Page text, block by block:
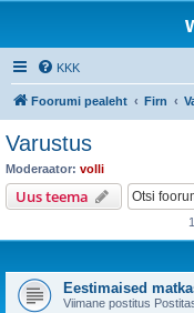
KKK
Foorumi pealeht Firn
Varustus
Moderaator: volli
Uus teema
Eestimaised
Viimane postitus